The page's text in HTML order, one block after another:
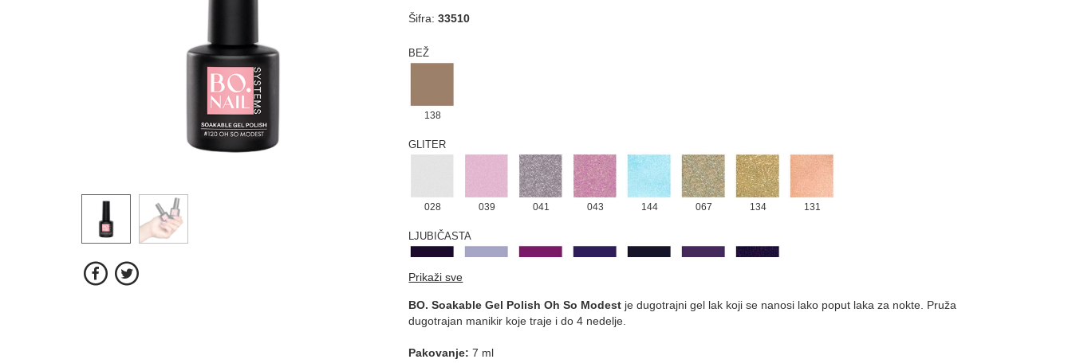
Šifra:33510
BEŽ
138
GLITER
028 039 041 043 144 067 134 131
LJUBIČASTA
013 213 178 177 194 158
NARANDŽASTA
Prikaži sve
BO. Soakable Gel Polish Oh So Modest je dugotrajni gel lak koji se nanosi lako poput laka za nokte. Pruža
dugotrajan manikir koje traje i do 4 nedelje.
Pakovanje: 7 ml